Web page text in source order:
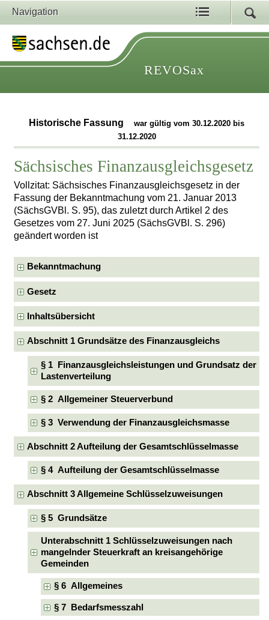
Navigation
REVOSax
Historische Fassung
war gültig vom 30.12.2020 bis
31.12.2020
Sächsisches Finanzausgleichsgesetz
Vollzitat: Sächsisches Finanzausgleichsgesetz in der
Fassung der Bekanntmachung vom 21. Januar 2013
(SächsGVBl. S. 95), das zuletzt durch Artikel 2 des
Gesetzes vom 27. Juni 2025 (SächsGVBl. S. 296)
geändert worden ist
Bekanntmachung
Gesetz
Inhaltsübersicht
Abschnitt 1 Grundsätze des Finanzausgleichs
§ 1 Finanzausgleichsleistungen und Grundsatz der
Lastenverteilung
§ 2 Allgemeiner Steuerverbund
§ 3 Verwendung der Finanzausgleichsmasse
Abschnitt 2 Aufteilung der Gesamtschlüsselmasse
§ 4 Aufteilung der Gesamtschlüsselmasse
Abschnitt 3 Allgemeine Schlüsselzuweisungen
§ 5 Grundsätze
Unterabschnitt 1 Schlüsselzuweisungen nach
mangelnder Steuerkraft an kreisangehörige
Gemeinden
§ 6 Allgemeines
§ 7 Bedarfsmesszahl